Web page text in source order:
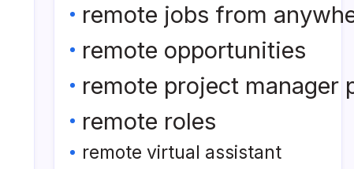
remote jobs from
remote opportunities
remote project manager
remote roles
remote virtual assistant